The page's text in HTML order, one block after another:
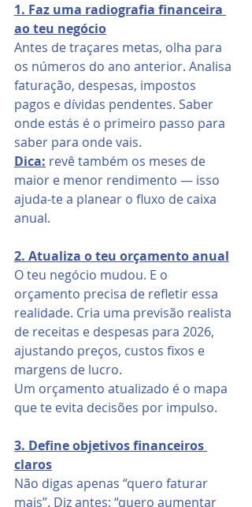
1. Faz uma radiografia financeira
ao teu negócio
Antes de traçares metas, olha para
os números do ano anterior. Analisa
faturação, despesas, impostos
pagos e dívidas pendentes. Saber
onde estás é o primeiro passo para
saber para onde vais.
Dica: revê também os meses de
maior e menor rendimento — isso
ajuda-te a planear o fluxo de caixa
anual.
2. Atualiza o teu orçamento anual
O teu negócio mudou. E o
orçamento precisa de refletir essa
realidade. Cria uma previsão realista
de receitas e despesas para 2026,
ajustando preços, custos fixos e
margens de lucro.
Um orçamento atualizado é o mapa
que te evita decisões por impulso.
3. Define objetivos financeiros
claros
Não digas apenas “quero faturar
mais”. Diz antes: “quero aumentar